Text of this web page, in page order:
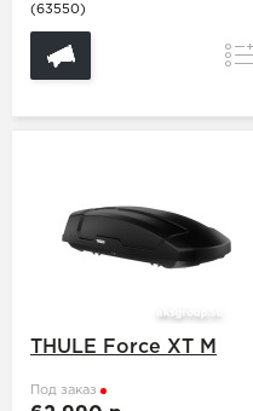
(63550)
THULE Force XT M
Под заказ